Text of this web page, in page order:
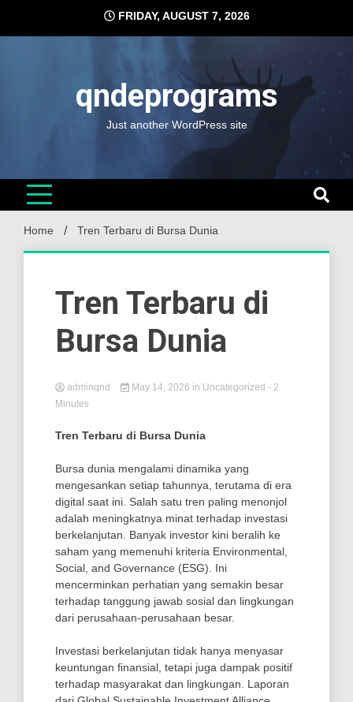
content
FRIDAY, AUGUST 7, 2026
qndeprograms
Just another WordPress site
Home Tren Terbaru di Bursa Dunia
Tren Terbaru di
Bursa Dunia
adminqnd May 14, 2026 in Uncategorized - 2
Minutes
Tren Terbaru di Bursa Dunia
Bursa dunia mengalami dinamika yang
mengesankan setiap tahunnya, terutama di era
digital saat ini. Salah satu tren paling menonjol
adalah meningkatnya minat terhadap investasi
berkelanjutan. Banyak investor kini beralih ke
saham yang memenuhi kriteria Environmental,
Social, and Governance (ESG). Ini
mencerminkan perhatian yang semakin besar
terhadap tanggung jawab sosial dan lingkungan
dari perusahaan-perusahaan besar.
Investasi berkelanjutan tidak hanya menyasar
keuntungan finansial, tetapi juga dampak positif
terhadap masyarakat dan lingkungan. Laporan